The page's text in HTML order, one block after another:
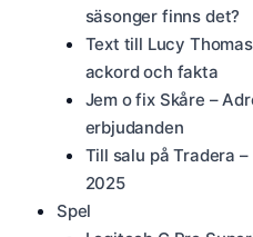
säsonger finns det?
Text till Lucy
ackord och fakta
Jem o fix Skåre –
erbjudanden
Till salu på Tradera
2025
Spel